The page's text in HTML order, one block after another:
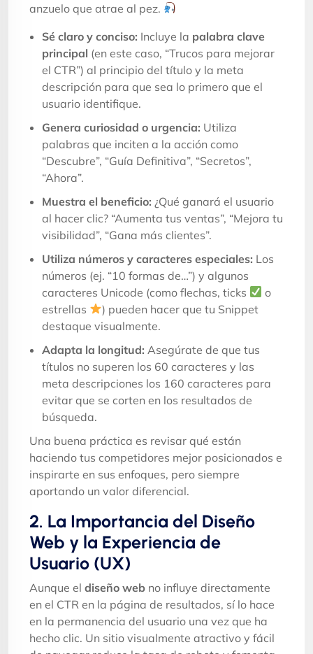
anzuelo que atrae al pez.
Sé claro y conciso: Incluye la palabra clave
principal (en este caso, “Trucos para mejorar
el CTR”) al principio del título y la meta
descripción para que sea lo primero que el
usuario identifique.
Genera curiosidad o urgencia: Utiliza
palabras que inciten a la acción como
“Descubre”, “Guía Definitiva”, “Secretos”,
“Ahora”.
Muestra el beneficio: ¿Qué ganará el usuario
al hacer clic? “Aumenta tus ventas”, “Mejora tu
visibilidad”, “Gana más clientes”.
Utiliza números y caracteres especiales: Los
números (ej. “10 formas de…”) y algunos
caracteres Unicode (como flechas, ticks
o
estrellas
) pueden hacer que tu Snippet
destaque visualmente.
Adapta la longitud: Asegúrate de que tus
títulos no superen los 60 caracteres y las
meta descripciones los 160 caracteres para
evitar que se corten en los resultados de
búsqueda.
Una buena práctica es revisar qué están
haciendo tus competidores mejor posicionados e
inspirarte en sus enfoques, pero siempre
aportando un valor diferencial.
2. La Importancia del Diseño
Web y la Experiencia de
Usuario (UX)
Aunque el diseño web no influye directamente
en el CTR en la página de resultados, sí lo hace
en la permanencia del usuario una vez que ha
hecho clic. Un sitio visualmente atractivo y fácil